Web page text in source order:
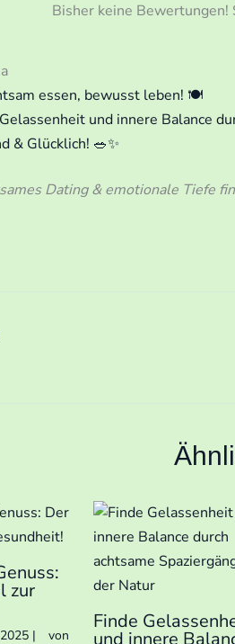
Bisher keine
essen, bewusst leben! 🍽️
und innere Balance
& Glücklich! 🥗✨
Dating & emotionale Tiefe
zur
|
von
Finde